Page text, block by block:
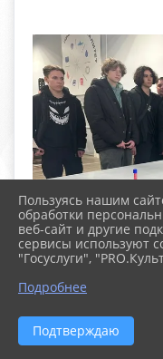
Пользуясь нашим
обработки
веб-сайт и другие
сервисы используют
"Госуслуги",
Подробнее
Подтверждаю